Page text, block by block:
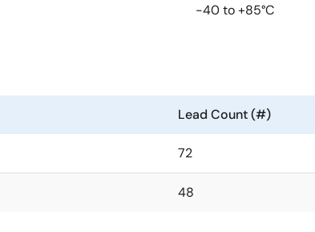
-40 to +85°C
Lead Count (#)
72
48